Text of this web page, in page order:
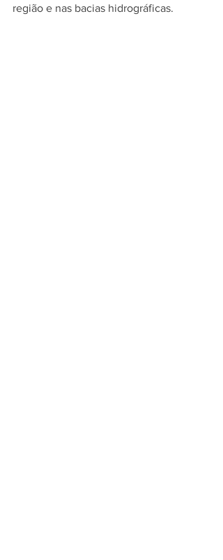
região e nas bacias hidrográficas.